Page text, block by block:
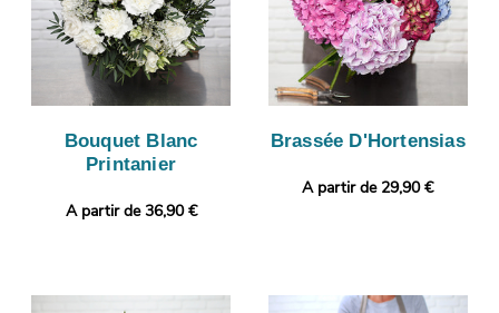
Bouquet Blanc
Printanier
A partir de 36,90 €
Brassée D'Hortensias
A partir de 29,90 €